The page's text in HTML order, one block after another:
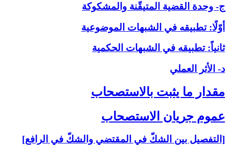
ج- وحدة القضية المتيقّنة والمشكوكة
أوّلًا: تطبيقه في الشبهات الموضوعية
ثانياً: تطبيقه في الشبهات الحكمية
د- الأثر العملي
مقدار ما يثبت بالاستصحاب‏
عموم جريان الاستصحاب‏
[التفصيل بين الشكّ في المقتضي والشكّ في الرافع]